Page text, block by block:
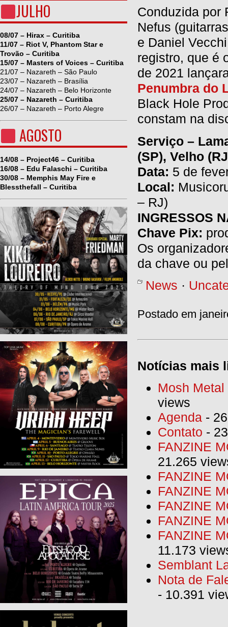
JULHO
08/07 – Hirax – Curitiba
11/07 – Riot V, Phantom Star e
Trovão – Curitiba
15/07 – Masters of Voices – Curitiba
21/07 – Nazareth – São Paulo
23/07 – Nazareth – Brasília
24/07 – Nazareth – Belo Horizonte
25/07 – Nazareth – Curitiba
26/07 – Nazareth – Porto Alegre
AGOSTO
14/08 – Project46 – Curitiba
16/08 – Edu Falaschi – Curitiba
30/08 – Memphis May Fire e
Blessthefall – Curitiba
Conduzida por
Nefus
e Daniel
registro, que é
de 2021
Penumbra do
Black Hole
constam na
Serviço –
(SP), Velho
Data: 5 de
Local:
– RJ)
INGRESSOS
Chave Pix:
Os
da chave ou
News ·
Postado em
Notícias mais
Mosh
views
Agenda -
Contato -
FANZINE
21.265
FANZINE
FANZINE
FANZINE
FANZINE
FANZINE
11.173
Semblant
Nota de
- 10.391